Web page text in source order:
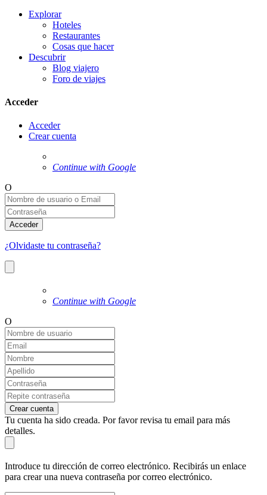
Explorar
Hoteles
Restaurantes
Cosas que hacer
Descubrir
Blog viajero
Foro de viajes
Acceder
Acceder
Crear cuenta
Continue with Google
O
Acceder
¿Olvidaste tu contraseña?
Continue with Google
O
Crear cuenta
Tu cuenta ha sido creada. Por favor revisa tu email para más
detalles.
Introduce tu dirección de correo electrónico. Recibirás un enlace
para crear una nueva contraseña por correo electrónico.